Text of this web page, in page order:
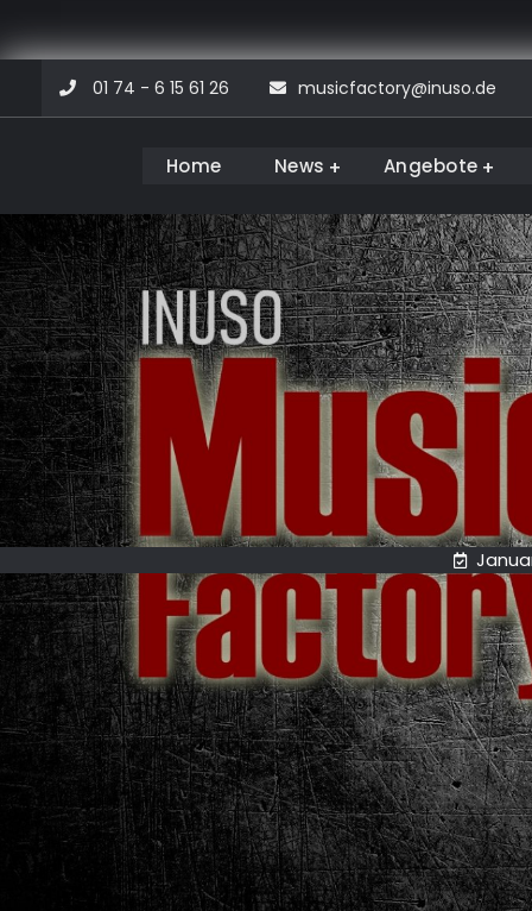
content
01 74 - 6 15 61 26 musicfactory@inuso.de
Musicfactory
Home News Angebote